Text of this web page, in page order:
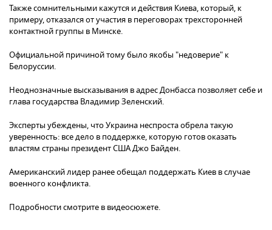
Также сомнительными кажутся и действия Киева, который, к
примеру, отказался от участия в переговорах трехсторонней
контактной группы в Минске.
Официальной причиной тому было якобы "недоверие" к
Белоруссии.
Неоднозначные высказывания в адрес Донбасса позволяет себе и
глава государства Владимир Зеленский.
Эксперты убеждены, что Украина неспроста обрела такую
уверенность: все дело в поддержке, которую готов оказать
властям страны президент США Джо Байден.
Американский лидер ранее обещал поддержать Киев в случае
военного конфликта.
Подробности смотрите в видеосюжете.